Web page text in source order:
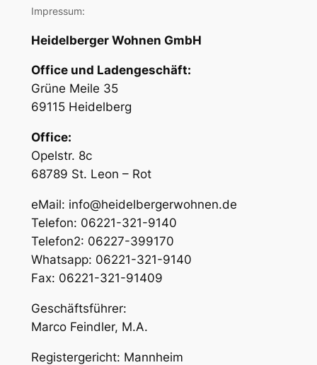
Impressum:
Heidelberger Wohnen GmbH
Office und Ladengeschäft:
Grüne Meile 35
69115 Heidelberg
Office:
Opelstr. 8c
68789 St. Leon – Rot
eMail: info@heidelbergerwohnen.de
Telefon: 06221-321-9140
Telefon2: 06227-399170
Whatsapp: 06221-321-9140
Fax: 06221-321-91409
Geschäftsführer:
Marco Feindler, M.A.
Registergericht: Mannheim